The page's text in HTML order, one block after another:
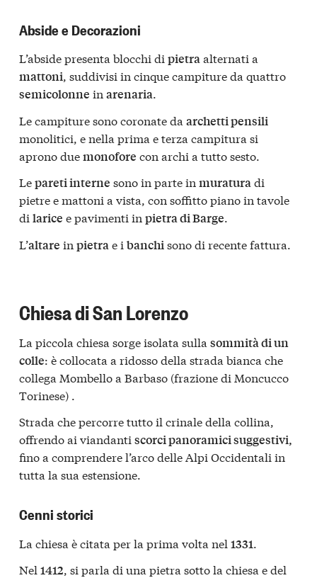
Abside e Decorazioni
L’abside presenta blocchi di pietraalternati a
mattoni, suddivisi in cinque campiture da quattro
semicolonne in arenaria.
Le campiture sono coronate da archetti pensili
monolitici, e nella prima e terza campitura si
aprono duemonofore con archi a tutto sesto.
Lepareti interne sono in parte in muraturadi
pietre e mattoni a vista, con soffitto piano in tavole
di larice e pavimenti in pietra di Barge.
L’altare in pietrae i banchisono di recente fattura.
Chiesa di San Lorenzo
La piccola chiesa sorge isolata sulla sommità di un
colle: è collocata a ridosso della strada bianca che
collega Mombello a Barbaso (frazione di Moncucco
Torinese) .
Strada che percorre tutto il crinale della collina,
offrendo ai viandanti scorci panoramici suggestivi,
fino a comprendere l’arco delle Alpi Occidentali in
tutta la sua estensione.
Cenni storici
La chiesa è citata per la prima volta nel 1331
Nel 1412, si parla di una pietra sotto la chiesa e del